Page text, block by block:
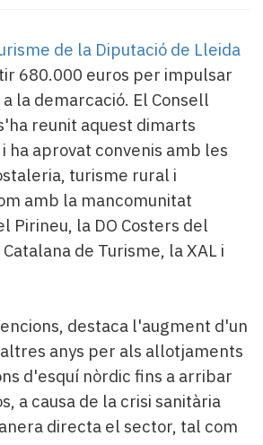
de la Diputació de Lleida
680.000 euros per impulsar
la demarcació. El Consell
reunit aquest dimarts
aprovat convenis amb les
turisme rural i
amb la mancomunitat
Pirineu, la DO Costers del
de Turisme, la XAL i
destaca l'augment d'un
anys per als allotjaments
d'esquí nòrdic fins a arribar
a causa de la crisi sanitària
directa el sector, tal com